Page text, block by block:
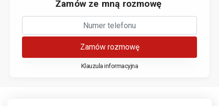
Zamów ze mną rozmowę
Zamów rozmowę
Klauzula informacyjna